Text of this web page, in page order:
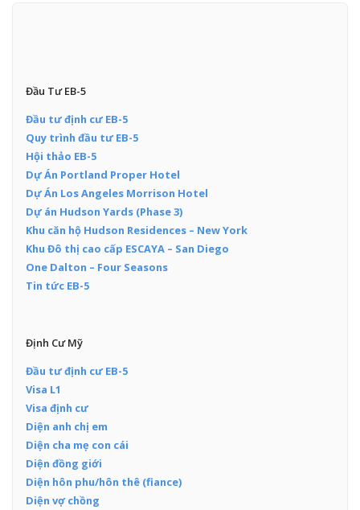
Đầu Tư EB-5
Đầu tư định cư EB-5
Quy trình đầu tư EB-5
Hội thảo EB-5
Dự Án Portland Proper Hotel
Dự Án Los Angeles Morrison Hotel
Dự án Hudson Yards (Phase 3)
Khu căn hộ Hudson Residences – New York
Khu Đô thị cao cấp ESCAYA – San Diego
One Dalton – Four Seasons
Tin tức EB-5
Định Cư Mỹ
Đầu tư định cư EB-5
Visa L1
Visa định cư
Diện anh chị em
Diện cha mẹ con cái
Diện đồng giới
Diện hôn phu/hôn thê (fiance)
Diện vợ chồng